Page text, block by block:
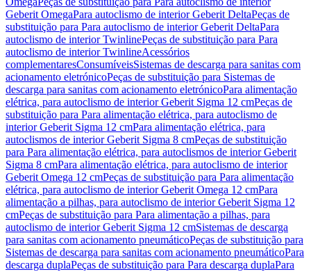
Geberit OmegaPara autoclismo de interior Geberit DeltaPeças de
substituição para Para autoclismo de interior Geberit DeltaPara
autoclismo de interior TwinlinePeças de substituição para Para
autoclismo de interior TwinlineAcessórios
complementaresConsumíveisSistemas de descarga para sanitas com
acionamento eletrónicoPeças de substituição para Sistemas de
descarga para sanitas com acionamento eletrónicoPara alimentação
elétrica, para autoclismo de interior Geberit Sigma 12 cmPeças de
substituição para Para alimentação elétrica, para autoclismo de
interior Geberit Sigma 12 cmPara alimentação elétrica, para
autoclismos de interior Geberit Sigma 8 cmPeças de substituição
para Para alimentação elétrica, para autoclismos de interior Geberit
Sigma 8 cmPara alimentação elétrica, para autoclismo de interior
Geberit Omega 12 cmPeças de substituição para Para alimentação
elétrica, para autoclismo de interior Geberit Omega 12 cmPara
alimentação a pilhas, para autoclismo de interior Geberit Sigma 12
cmPeças de substituição para Para alimentação a pilhas, para
autoclismo de interior Geberit Sigma 12 cmSistemas de descarga
para sanitas com acionamento pneumáticoPeças de substituição para
Sistemas de descarga para sanitas com acionamento pneumáticoPara
descarga duplaPeças de substituição para Para descarga duplaPara